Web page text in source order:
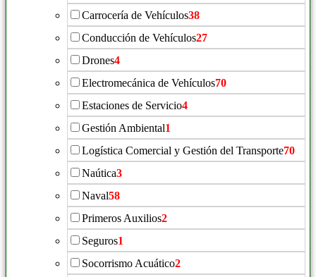
Carrocería de Vehículos38
Conducción de Vehículos27
Drones4
Electromecánica de Vehículos70
Estaciones de Servicio4
Gestión Ambiental1
Logística Comercial y Gestión del Transporte70
Naútica3
Naval58
Primeros Auxilios2
Seguros1
Socorrismo Acuático2